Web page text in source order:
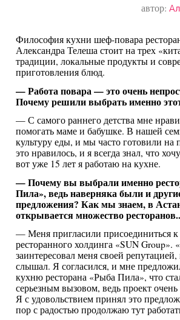
автор:
Философия кухни шеф-повара
Александра Телеша стоит на трех
традиции, локальные продукты и
приготовления блюд.
— Работа повара — это очень
Почему решили выбрать именно
— С самого раннего детства мне
помогать маме и бабушке. В нашей
культуру еды, и мы часто готовили
это нравилось, и я всегда знал, что
вот уже 15 лет я работаю на кухне.
— Почему вы выбрали именно
Пила», ведь наверняка были и
предложения? Как мы знаем, в
открывается множество
— Меня пригласили присоединиться к
ресторанного холдинга «SUN Group».
заинтересовал меня своей
слышал. Я согласился, и мне
кухню ресторана «Рыба Пила», что
серьезным вызовом, ведь проект
Я с удовольствием принял это
пор с радостью продолжаю тут